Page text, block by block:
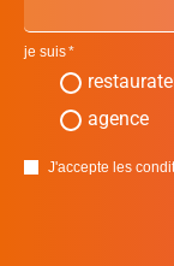
je suis
agence
J'accepte les